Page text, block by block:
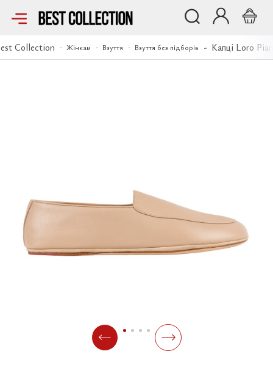
Collection Жінкам Взуття Взуття без підборів Капці Loro
Капці Loro Piana